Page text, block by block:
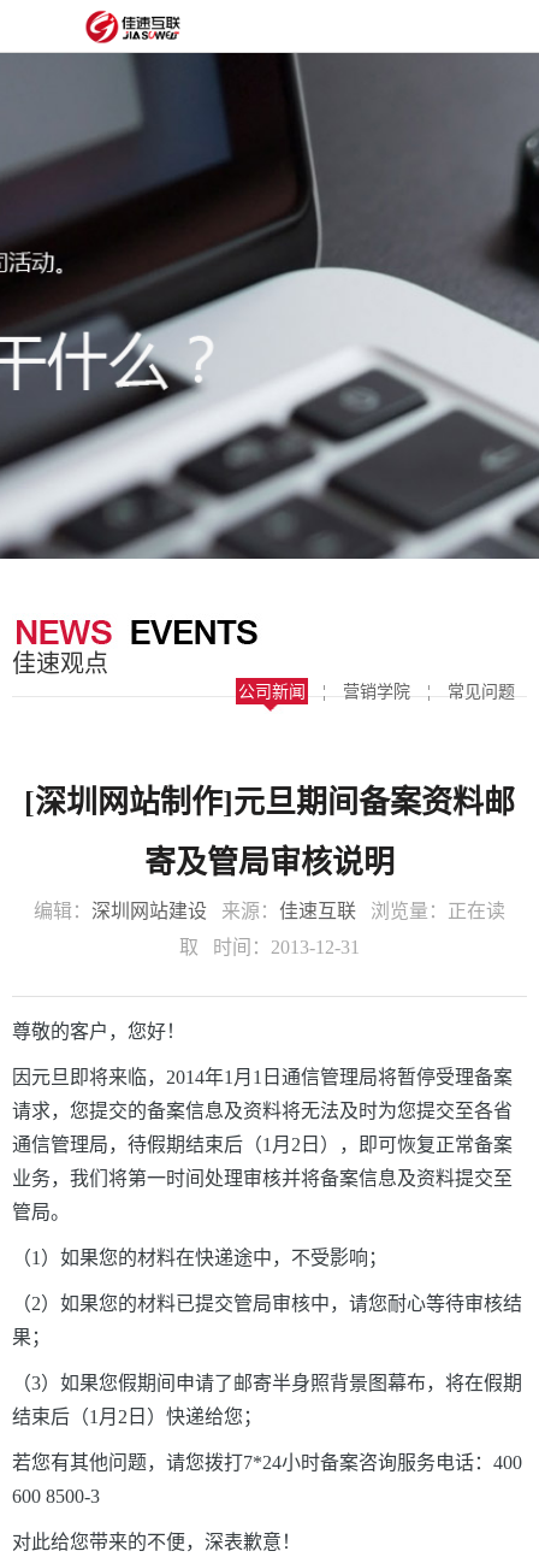
设
网
建
制
板
抖
获
里
服
经
案
站
圈
子
关
佳速观点
公司新闻 ¦ 营销学院 ¦ 常见问题
[深圳网站制作]元旦期间备案资料邮
寄及管局审核说明
编辑： 深圳网站建设 来源： 佳速互联 浏览量： 正在读
取 时间：2013-12-31
尊敬的客户，您好！
因元旦即将来临，2014年1月1日通信管理局将暂停受理备案
请求，您提交的备案信息及资料将无法及时为您提交至各省
通信管理局，待假期结束后（1月2日），即可恢复正常备案
业务，我们将第一时间处理审核并将备案信息及资料提交至
管局。
（1）如果您的材料在快递途中，不受影响；
（2）如果您的材料已提交管局审核中，请您耐心等待审核结
果；
（3）如果您假期间申请了邮寄半身照背景图幕布，将在假期
结束后（1月2日）快递给您；
若您有其他问题，请您拨打7*24小时备案咨询服务电话：400
600 8500-3
对此给您带来的不便，深表歉意！